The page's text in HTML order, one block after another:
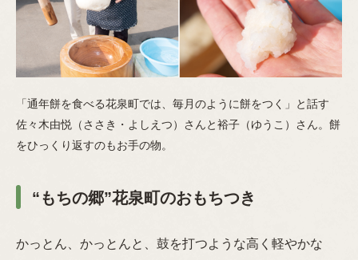
「通年餅を食べる花泉町では、毎月のように餅をつく」と話す
佐々木由悦（ささき・よしえつ）さんと裕子（ゆうこ）さん。餅
をひっくり返すのもお手の物。
“もちの郷”花泉町のおもちつき
かっとん、かっとんと、鼓を打つような高く軽やかな